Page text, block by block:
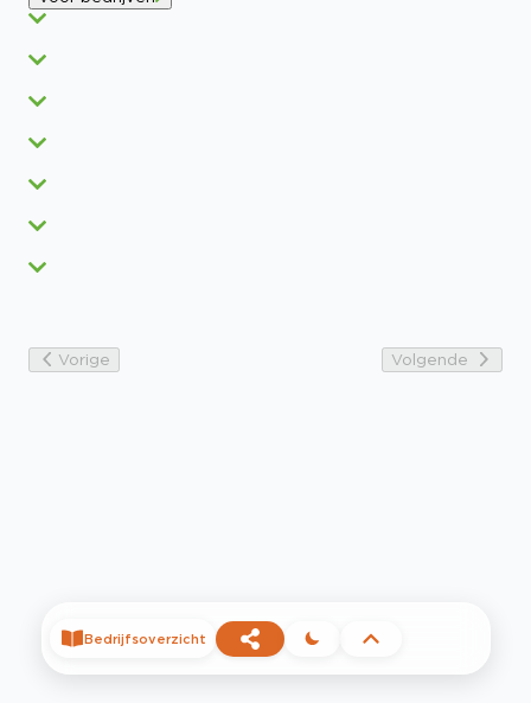
Vorige Volgende
Bedrijfsoverzicht